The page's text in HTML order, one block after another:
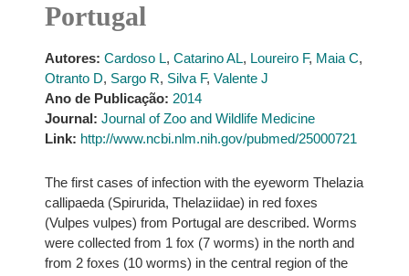
Portugal
Autores: Cardoso L, Catarino AL, Loureiro F, Maia C,
Otranto D, Sargo R, Silva F, Valente J
Ano de Publicação: 2014
Journal: Journal of Zoo and Wildlife Medicine
Link: http://www.ncbi.nlm.nih.gov/pubmed/25000721
The first cases of infection with the eyeworm Thelazia
callipaeda (Spirurida, Thelaziidae) in red foxes
(Vulpes vulpes) from Portugal are described. Worms
were collected from 1 fox (7 worms) in the north and
from 2 foxes (10 worms) in the central region of the